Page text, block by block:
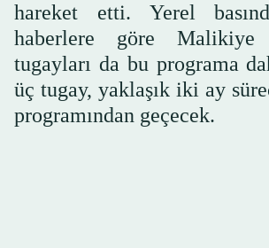
hareket etti. Yerel
haberlere göre Malikiye
tugayları da bu programa
üç tugay, yaklaşık iki ay
programından geçecek.